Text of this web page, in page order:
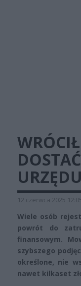
12 czerwca 2025
Wiele osób
powrót do
finansowym.
szybszego
określone, nie
nawet kilkaset